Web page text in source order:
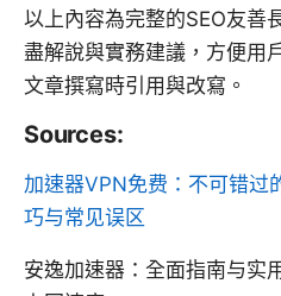
以上內容為完整的SEO友善
盡解說與實務建議，方便用
文章撰寫時引用與改寫。
Sources:
加速器VPN免费：不可错过
巧与常见误区
安逸加速器：全面指南与实